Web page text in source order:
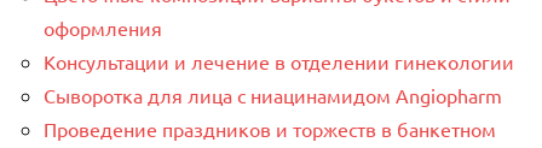
оформления
Консультации и лечение в отделении гинекологии
Сыворотка для лица с ниацинамидом Angiopharm
Проведение праздников и торжеств в банкетном